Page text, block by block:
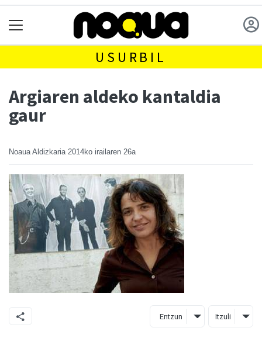
USURBIL
Argiaren aldeko kantaldia
gaur
Noaua Aldizkaria 2014ko irailaren 26a
Entzun Itzuli